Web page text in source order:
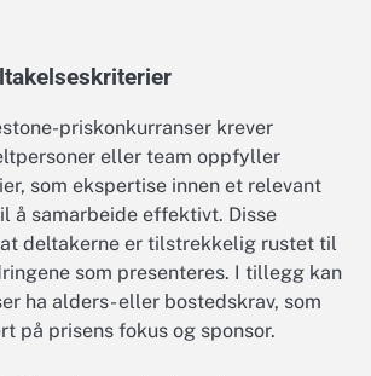
priskonkurranser krever
eller team oppfyller
som ekspertise innen et relevant
å samarbeide effektivt. Disse
deltakerne er tilstrekkelig rustet til
som presenteres. I tillegg kan
ha alders- eller bostedskrav, som
på prisens fokus og sponsor.